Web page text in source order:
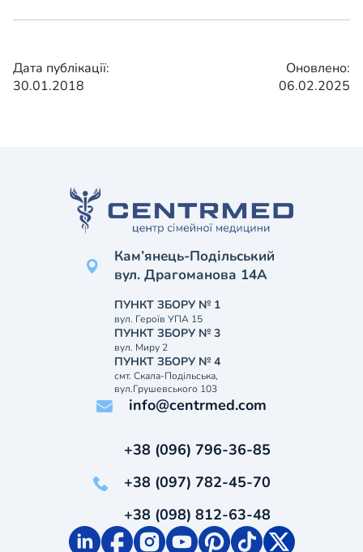
Дата публікації:
30.01.2018
Оновлено:
06.02.2025
Кам’янець-Подільський
вул. Драгоманова 14А
ПУНКТ ЗБОРУ № 1
вул. Героїв УПА 15
ПУНКТ ЗБОРУ № 3
вул. Миру 2
ПУНКТ ЗБОРУ № 4
смт. Скала-Подільська,
вул.Грушевського 103
info@centrmed.com
+38 (096) 796-36-85
+38 (097) 782-45-70
+38 (098) 812-63-48